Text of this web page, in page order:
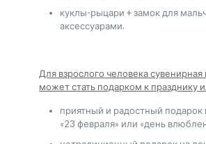
куклы-рыцари + замок для
аксессуарами.
Для взрослого человека сувенирная
может стать подарком к празднику
приятный и радостный подарок
«23 февраля» или «день